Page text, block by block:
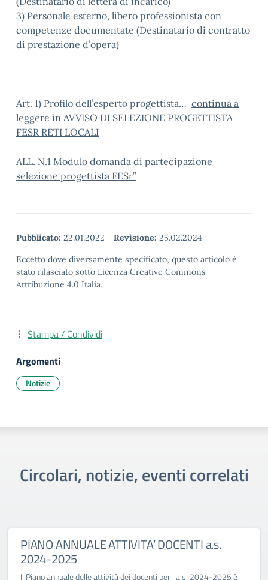
3) Personale esterno, libero professionista con
competenze documentate (Destinatario di contratto
di prestazione d’opera)
Art. 1) Profilo dell’esperto progettista… continua a
leggere in AVVISO DI SELEZIONE PROGETTISTA
FESR RETI LOCALI
ALL. N.1 Modulo domanda di partecipazione
selezione progettista FESr”
Pubblicato: 22.01.2022 - Revisione: 25.02.2024
Eccetto dove diversamente specificato, questo articolo è
stato rilasciato sotto Licenza Creative Commons
Attribuzione 4.0 Italia.
Stampa / Condividi
Argomenti
Notizie
Circolari, notizie, eventi correlati
PIANO ANNUALE ATTIVITA’ DOCENTI a.s.
2024-2025
Il Piano annuale delle attività dei docenti per l'a.s. 2024-2025 è